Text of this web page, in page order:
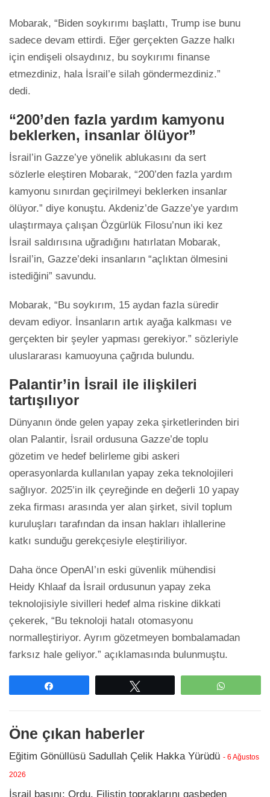
Mobarak, “Biden soykırımı başlattı, Trump ise bunu
sadece devam ettirdi. Eğer gerçekten Gazze halkı
için endişeli olsaydınız, bu soykırımı finanse
etmezdiniz, hala İsrail’e silah göndermezdiniz.”
dedi.
“200’den fazla yardım kamyonu
beklerken, insanlar ölüyor”
İsrail’in Gazze’ye yönelik ablukasını da sert
sözlerle eleştiren Mobarak, “200’den fazla yardım
kamyonu sınırdan geçirilmeyi beklerken insanlar
ölüyor.” diye konuştu. Akdeniz’de Gazze’ye yardım
ulaştırmaya çalışan Özgürlük Filosu’nun iki kez
İsrail saldırısına uğradığını hatırlatan Mobarak,
İsrail’in, Gazze’deki insanların “açlıktan ölmesini
istediğini” savundu.
Mobarak, “Bu soykırım, 15 aydan fazla süredir
devam ediyor. İnsanların artık ayağa kalkması ve
gerçekten bir şeyler yapması gerekiyor.” sözleriyle
uluslararası kamuoyuna çağrıda bulundu.
Palantir’in İsrail ile ilişkileri
tartışılıyor
Dünyanın önde gelen yapay zeka şirketlerinden biri
olan Palantir, İsrail ordusuna Gazze’de toplu
gözetim ve hedef belirleme gibi askeri
operasyonlarda kullanılan yapay zeka teknolojileri
sağlıyor. 2025’in ilk çeyreğinde en değerli 10 yapay
zeka firması arasında yer alan şirket, sivil toplum
kuruluşları tarafından da insan hakları ihlallerine
katkı sunduğu gerekçesiyle eleştiriliyor.
Daha önce OpenAI’ın eski güvenlik mühendisi
Heidy Khlaaf da İsrail ordusunun yapay zeka
teknolojisiyle sivilleri hedef alma riskine dikkati
çekerek, “Bu teknoloji hatalı otomasyonu
normalleştiriyor. Ayrım gözetmeyen bombalamadan
farksız hale geliyor.” açıklamasında bulunmuştu.
Öne çıkan haberler
Eğitim Gönüllüsü Sadullah Çelik Hakka Yürüdü - 6 Ağustos
2026
İsrail basını: Ordu, Filistin topraklarını gasbeden